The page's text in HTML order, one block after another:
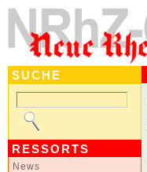
SUCHE
RESSORTS
News